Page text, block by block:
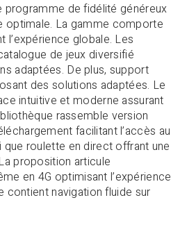
de fidélité généreux
optimale. La gamme comporte
globale. Les
de jeux diversifié
adaptées. De plus, support
des solutions adaptées. Le
intuitive et moderne assurant
rassemble version
facilitant l’accès au
roulette en direct offrant une
proposition articule
en 4G optimisant l’expérience
contient navigation fluide sur